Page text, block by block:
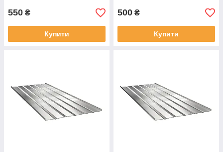
550 ₴
Купити
500 ₴
Купити